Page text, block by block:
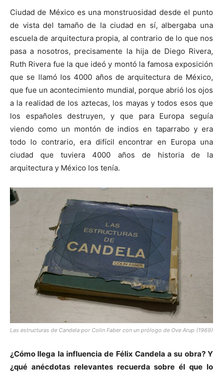
Ciudad de México es una monstruosidad desde el punto
de vista del tamaño de la ciudad en sí, albergaba una
escuela de arquitectura propia, al contrario de lo que nos
pasa a nosotros, precisamente la hija de Diego Rivera,
Ruth Rivera fue la que ideó y montó la famosa exposición
que se llamó los 4000 años de arquitectura de México,
que fue un acontecimiento mundial, porque abrió los ojos
a la realidad de los aztecas, los mayas y todos esos que
los españoles destruyen, y que para Europa seguía
viendo como un montón de indios en taparrabo y era
todo lo contrario, era difícil encontrar en Europa una
ciudad que tuviera 4000 años de historia de la
arquitectura y México los tenía.
Las estructuras de Candela por Colin Faber con un prólogo de Ove Arup (1969)
¿Cómo llega la influencia de Félix Candela a su obra? Y
¿qué anécdotas relevantes recuerda sobre él que lo